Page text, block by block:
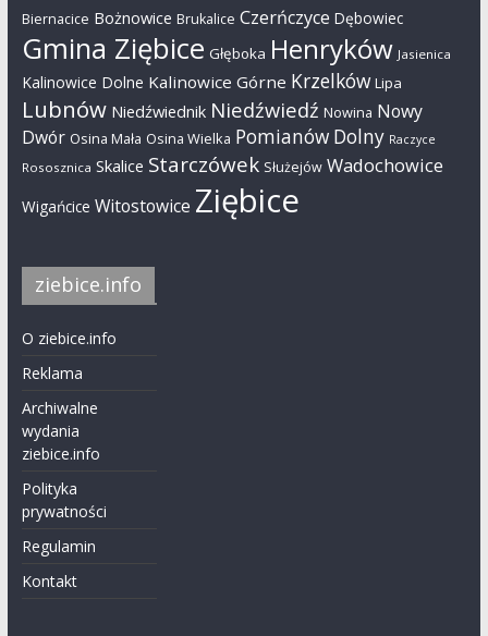
Biernacice Bożnowice Brukalice Czerńczyce Dębowiec
Gmina Ziębice Głęboka Henryków Jasienica
Kalinowice Dolne Kalinowice Górne Krzelków Lipa
Lubnów Niedźwiednik Niedźwiedź Nowina Nowy
Dwór Osina Mała Osina Wielka Pomianów Dolny Raczyce
Rososznica Skalice Starczówek Służejów Wadochowice
Wigańcice Witostowice Ziębice
ziebice.info
O ziebice.info
Reklama
Archiwalne
wydania
ziebice.info
Polityka
prywatności
Regulamin
Kontakt